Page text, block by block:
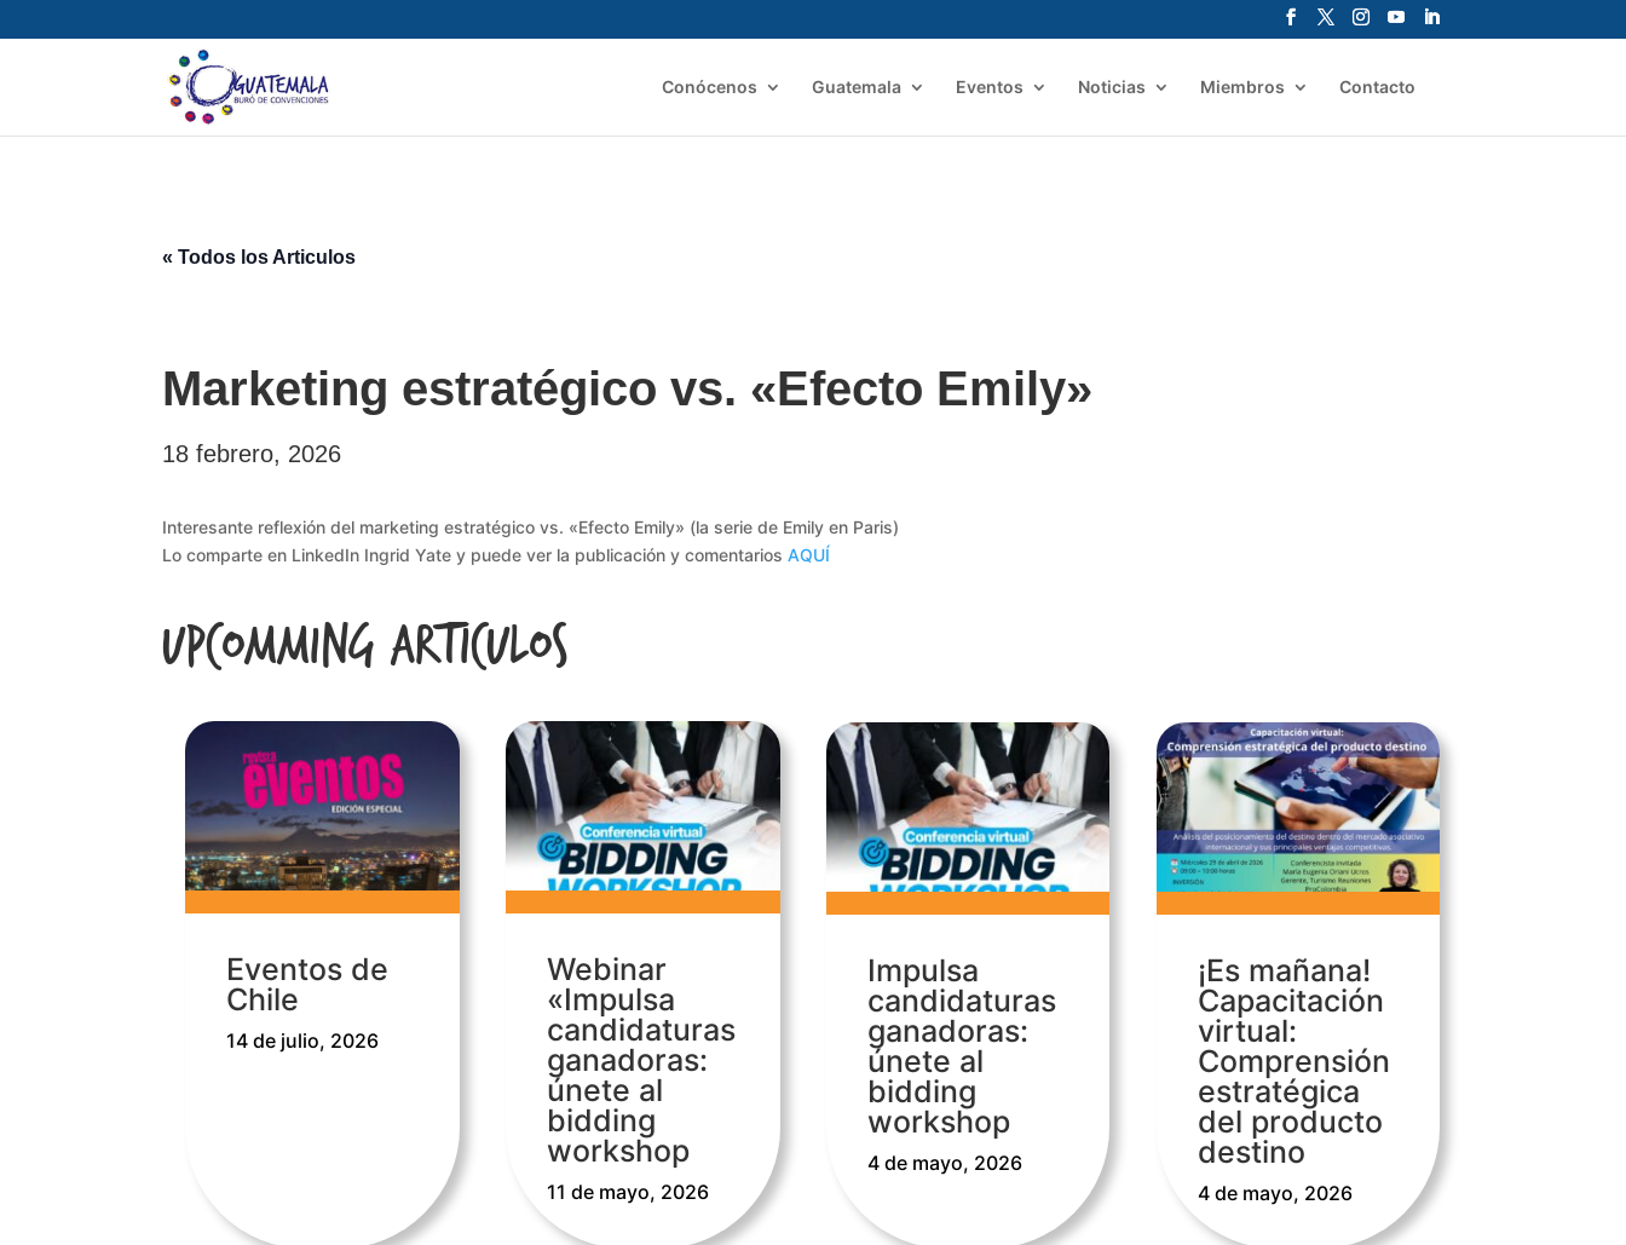
Conócenos Guatemala Eventos Noticias Miembros Contacto
« Todos los Articulos
Marketing estratégico vs. «Efecto Emily»
18 febrero, 2026
Interesante reflexión del marketing estratégico vs. «Efecto Emily» (la serie de Emily en Paris)
Lo comparte en LinkedIn Ingrid Yate y puede ver la publicación y comentariosAQUÍ
Upcomming Articulos
Eventos de
Chile
14 de julio, 2026
Webinar
«Impulsa
candidaturas
ganadoras:
únete al
bidding
workshop
11 de mayo, 2026
Impulsa
candidaturas
ganadoras:
únete al
bidding
workshop
4 de mayo, 2026
¡Es mañana!
Capacitación
virtual:
Comprensión
estratégica
del producto
destino
4 de mayo, 2026